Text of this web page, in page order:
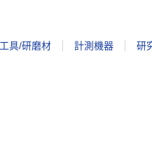
具/研磨材 計測機器 研